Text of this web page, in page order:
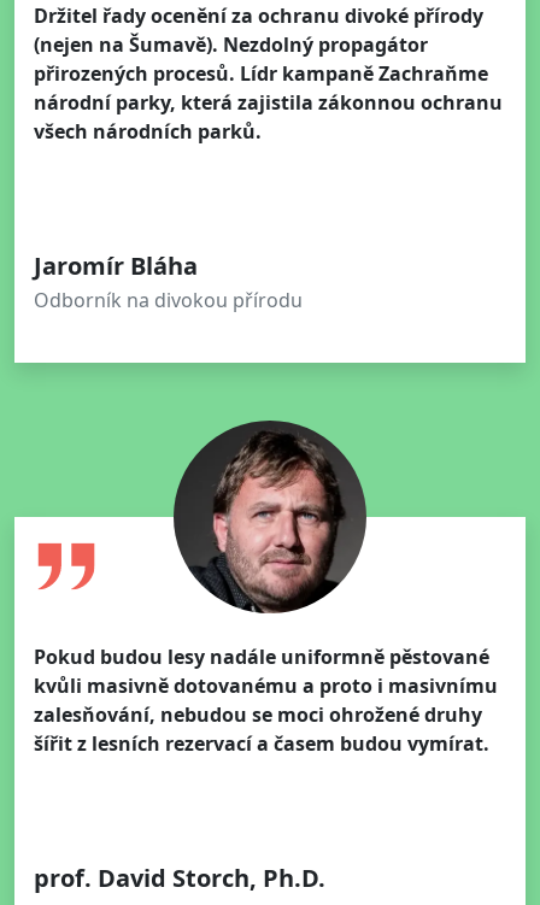
Držitel řady ocenění za ochranu divoké přírody
(nejen na Šumavě). Nezdolný propagátor
přirozených procesů. Lídr kampaně Zachraňme
národní parky, která zajistila zákonnou ochranu
všech národních parků.
Jaromír Bláha
Odborník na divokou přírodu
Pokud budou lesy nadále uniformně pěstované
kvůli masivně dotovanému a proto i masivnímu
zalesňování, nebudou se moci ohrožené druhy
šířit z lesních rezervací a časem budou vymírat.
prof. David Storch, Ph.D.